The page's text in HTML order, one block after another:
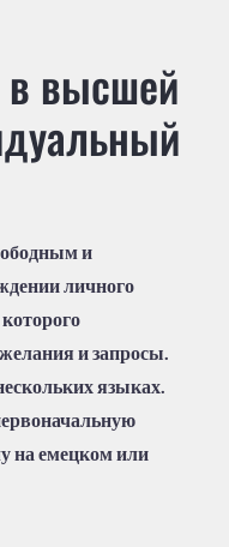
в высшей
и
личного
и запросы.
языках.
на емецком или